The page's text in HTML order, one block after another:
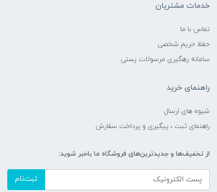
خدمات مشتریان
تماس با ما
حفظ حریم شخصی
سامانه رهگیری مرسولات پستی
راهنمای خرید
شیوه های ارسال
راهنمای ثبت ، پیگیری و پرداخت سفارش
از تخفیف‌ها و جدیدترین‌های فروشگاه ما باخبر شوید:
ثبت‌نام